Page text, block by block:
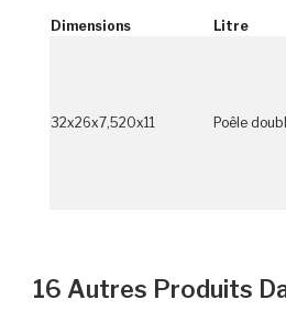
Dimensions Litre
32x26x7,520x11 Poêle
16 Autres Produits